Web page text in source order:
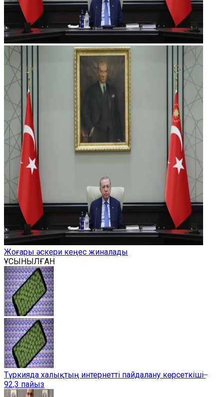
Жоғары әскери кеңес жиналады
ҰСЫНЫЛҒАН
Түркияда халықтың интернетті пайдалану көрсеткіші ̶
92,3 пайыз